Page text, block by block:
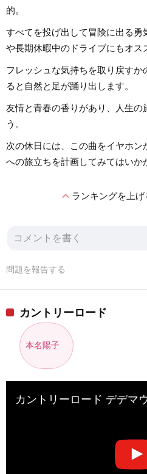
的。
すべてを投げ出して冒険に出る勇
や長期休暇中のドライブにもオス
フレッシュな気持ちを取り戻す
ると自然と足が踊り出します。
友情と青春の香りがあり、人生の
う。
次の休日には、この曲をイヤホ
への旅立ちを計画してみてはいか
expand_lessランキングを上げ
問題を報告する
カントリーロード
本名陽子
カントリーロード デデマ